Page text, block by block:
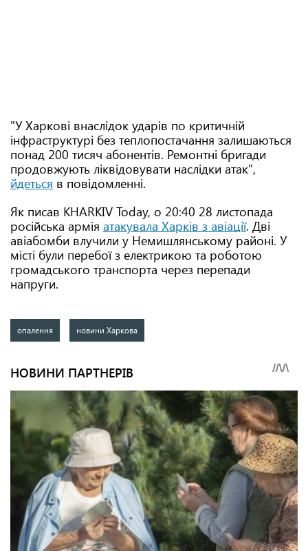
"У Харкові внаслідок ударів по критичній
інфраструктурі без теплопостачання залишаються
понад 200 тисяч абонентів. Ремонтні бригади
продовжують ліквідовувати наслідки атак",
йдеться в повідомленні.
Як писав KHARKIV Today, о 20:40 28 листопада
російська армія атакувала Харків з авіації. Дві
авіабомби влучили у Немишлянському районі. У
місті були перебої з електрикою та роботою
громадського транспорта через перепади
напруги.
опалення новини Харкова